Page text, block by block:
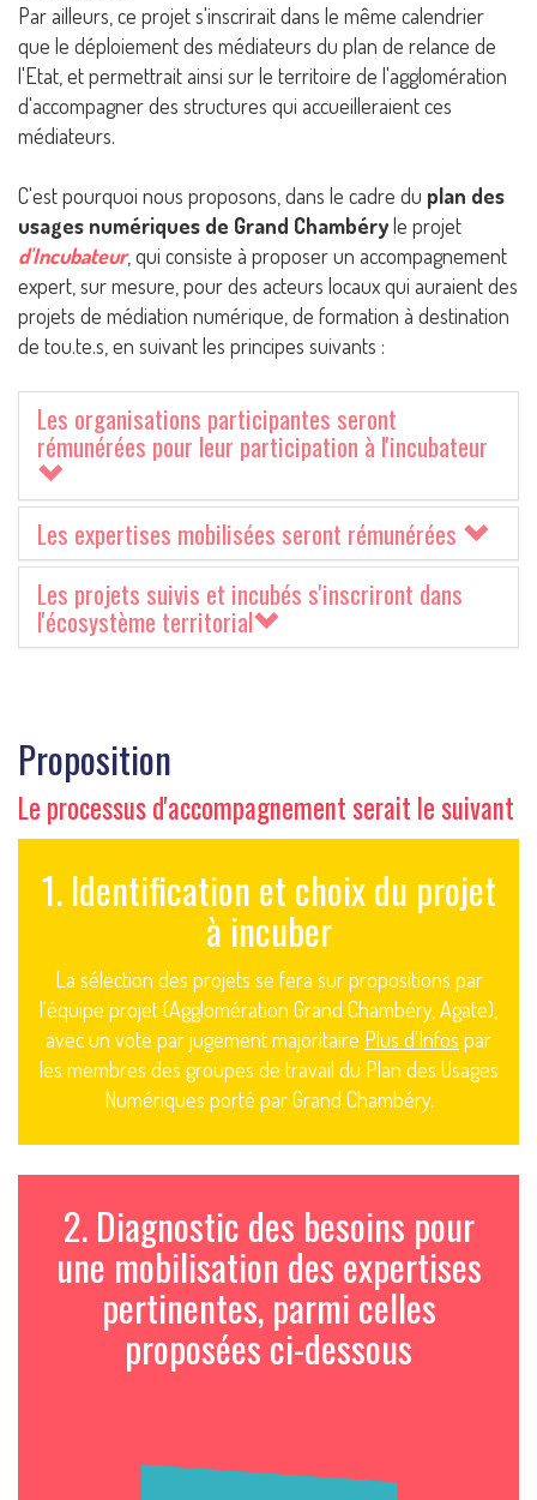
Par ailleurs, ce projet s'inscrirait dans le même calendrier
que le déploiement des médiateurs du plan de relance de
l'Etat, et permettrait ainsi sur le territoire de l'agglomération
d'accompagner des structures qui accueilleraient ces
médiateurs.
C'est pourquoi nous proposons, dans le cadre du plan des
usages numériques de Grand Chambéryle projet
d'Incubateur, qui consiste à proposer un accompagnement
expert, sur mesure, pour des acteurs locaux qui auraient des
projets de médiation numérique, de formation à destination
de tou.te.s, en suivant les principes suivants :
Les organisations participantes seront
rémunérées pour leur participation à l'incubateur
Les expertises mobilisées seront rémunérées
Les projets suivis et incubés s'inscriront dans
l'écosystème territorial
Proposition
Le processus d'accompagnement serait le suivant
1. Identification et choix du projet
à incuber
La sélection des projets se fera sur propositions par
l'équipe projet (Agglomération Grand Chambéry, Agate),
avec un vote par jugement majoritaire Plus d'Infos par
les membres des groupes de travail du Plan des Usages
Numériques porté par Grand Chambéry.
2. Diagnostic des besoins pour
une mobilisation des expertises
pertinentes, parmi celles
proposées ci-dessous